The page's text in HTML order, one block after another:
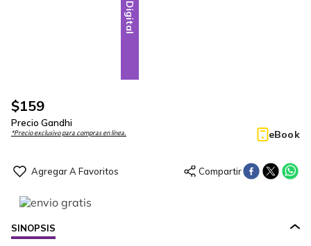
Digital
$159
Precio Gandhi
*Precio exclusivo para compras en línea. eBook
SINOPSIS